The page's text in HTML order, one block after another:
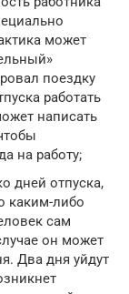
может
поездку
работать
написать
на работу;
дней отпуска,
каким-либо
сам
он может
Два дня уйдут